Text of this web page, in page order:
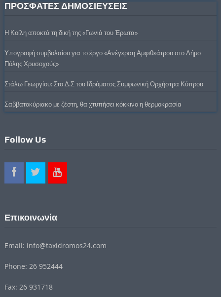
ΠΡΟΣΦΑΤΕΣ ΔΗΜΟΣΙΕΥΣΕΙΣ
Η Κοίλη αποκτά τη δική της «Γωνιά του Έρωτα»
Υπογραφή συμβολαίου για το έργο «Ανέγερση Αμφιθεάτρου στο Δήμο
Πόλης Χρυσοχούς»
Στάλω Γεωργίου: Στο Δ.Σ του Ιδρύματος Συμφωνική Ορχήστρα Κύπρου
Σαββατοκύριακο με ζέστη, θα χτυπήσει κόκκινο η θερμοκρασία
Follow Us
Επικοινωνία
Email: info@taxidromos24.com
Phone: 26 952444
Fax: 26 931718